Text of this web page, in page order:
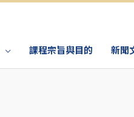
課程宗旨與目的 新聞